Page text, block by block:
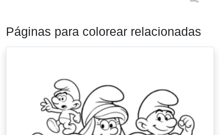
Páginas para colorear relacionadas